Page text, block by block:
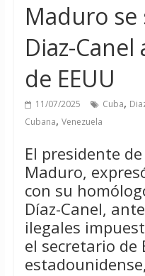
Maduro se
Diaz-
de EEUU
11/07/2025 Cuba,
Cubana, Venezuela
El presidente
Maduro,
con su
Díaz-Canel,
ilegales
el secretario de